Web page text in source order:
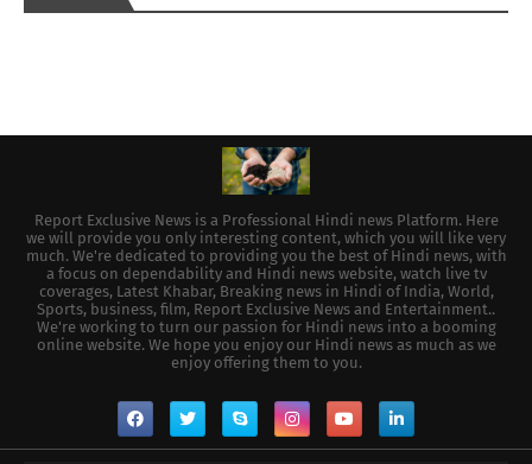
Report Exclusive News is a Professional Hindi news Platform. Here
we will provide you only interesting content, which you will like very
much. We're dedicated to providing you the best of Hindi news, with
a focus on dependability and Hindi news website, watch live tv
coverages, Latest Khabar, Breaking news in Hindi of India, World,
Sports, business, film, Report Exclusive News and Entertainment..
We're working to turn our passion for Hindi news into a booming
online website. We hope you enjoy our Hindi news as much as we
enjoy offering them to you.